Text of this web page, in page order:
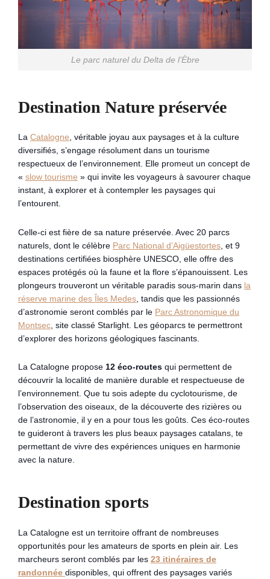
Le parc naturel du Delta de l’Èbre
Destination Nature préservée
La Catalogne, véritable joyau aux paysages et à la culture
diversifiés, s’engage résolument dans un tourisme
respectueux de l’environnement. Elle promeut un concept de
« slow tourisme » qui invite les voyageurs à savourer chaque
instant, à explorer et à contempler les paysages qui
l’entourent.
Celle-ci est fière de sa nature préservée. Avec 20 parcs
naturels, dont le célèbre Parc National d’Aigüestortes , et 9
destinations certifiées biosphère UNESCO, elle offre des
espaces protégés où la faune et la flore s’épanouissent. Les
plongeurs trouveront un véritable paradis sous-marin dans la
réserve marine des Îles Medes , tandis que les passionnés
d’astronomie seront comblés par le Parc Astronomique du
Montsec , site classé Starlight. Les géoparcs te permettront
d’explorer des horizons géologiques fascinants.
La Catalogne propose 12 éco-routes qui permettent de
découvrir la localité de manière durable et respectueuse de
l’environnement. Que tu sois adepte du cyclotourisme, de
l’observation des oiseaux, de la découverte des rizières ou
de l’astronomie, il y en a pour tous les goûts. Ces éco-routes
te guideront à travers les plus beaux paysages catalans, te
permettant de vivre des expériences uniques en harmonie
avec la nature.
Destination sports
La Catalogne est un territoire offrant de nombreuses
opportunités pour les amateurs de sports en plein air. Les
marcheurs seront comblés par les 23 itinéraires de
randonnée disponibles, qui offrent des paysages variés